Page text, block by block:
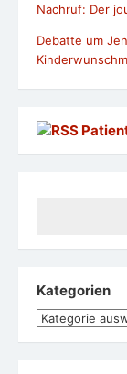
Nachruf: Der
Debatte um
Kategorien
Kategorien